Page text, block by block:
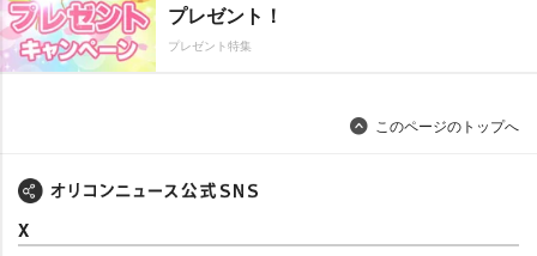
プレゼント！
プレゼント特集
このページのトップへ
X